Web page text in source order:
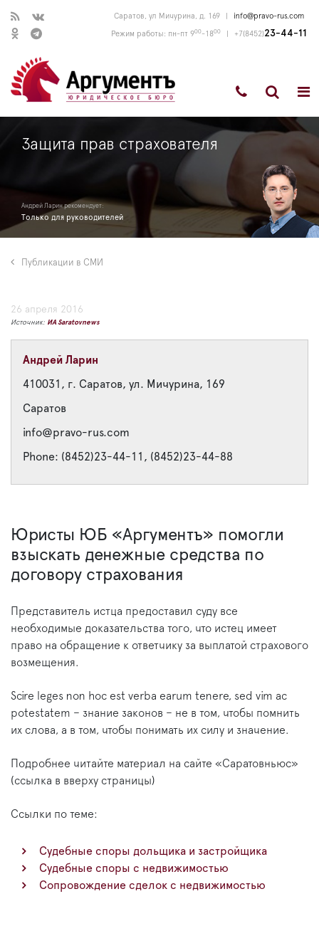
Саратов, ул Мичурина, д. 169 info@pravo-rus.com
Режим работы: пн-пт 900-1800 +7(8452)23-44-11
Защита прав страхователя
Андрей Ларин рекомендует:
Только для руководителей
Публикации в СМИ
26 апреля 2016
Источник: ИА Saratovnews
Андрей Ларин
410031, г. Саратов, ул. Мичурина, 169
Саратов
info@pravo-rus.com
Phone: (8452)23-44-11, (8452)23-44-88
Юристы ЮБ «Аргументъ» помогли
взыскать денежные средства по
договору страхования
Представитель истца предоставил суду все
необходимые доказательства того, что истец имеет
право на обращение к ответчику за выплатой страхового
возмещения.
Scire leges non hoc est verba earum tenere, sed vim ac
potestatem – знание законов – не в том, чтобы помнить
их слова, а в том, чтобы понимать их силу и значение.
Подробнее читайте материал на сайте «Саратовньюс»
(ссылка в вверху страницы)
Ссылки по теме:
Судебные споры дольщика и застройщика
Судебные споры с недвижимостью
Сопровождение сделок с недвижимостью